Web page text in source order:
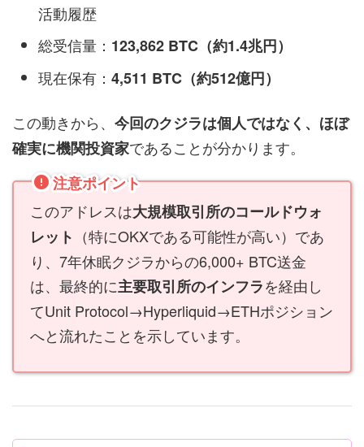
活動履歴
総受信量： 123,862 BTC（約1.4兆円）
現在保有： 4,511 BTC（約512億円）
この動きから、 今回のクジラは個人ではなく、ほぼ
確実に機関投資家であることが分かります。
注意ポイント
このアドレスは大規模取引所のコールドウォ
レット （特にOKXである可能性が高い）であ
り、7年休眠クジラからの6,000+ BTC送金
は、最終的に主要取引所のインフラを経由し
てUnit Protocol→Hyperliquid→ETHポジション
へと流れたことを示しています。